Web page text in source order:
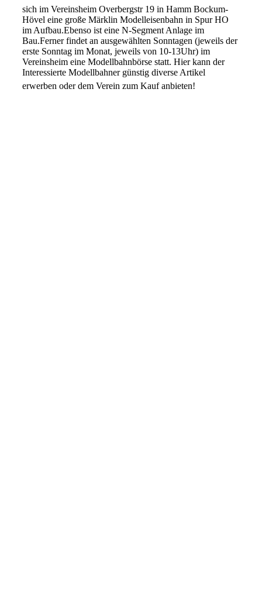
sich im Vereinsheim Overbergstr 19 in Hamm Bockum-
Hövel eine große Märklin Modelleisenbahn in Spur HO
im Aufbau.Ebenso ist eine N-Segment Anlage im
Bau.Ferner findet an ausgewählten Sonntagen (jeweils der
erste Sonntag im Monat, jeweils von 10-13Uhr) im
Vereinsheim eine Modellbahnbörse statt. Hier kann der
Interessierte Modellbahner günstig diverse Artikel
erwerben oder dem Verein zum Kauf anbieten!